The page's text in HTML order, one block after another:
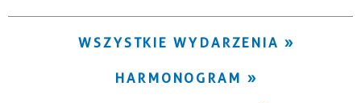
WSZYSTKIE WYDARZENIA
HARMONOGRAM